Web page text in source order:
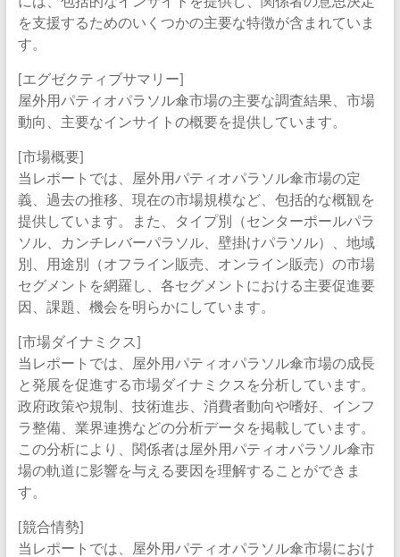
を支援するためのいくつかの主要な特徴が含まれていま
す。
[エグゼクティブサマリー]
屋外用パティオパラソル傘市場の主要な調査結果、市場
動向、主要なインサイトの概要を提供しています。
[市場概要]
当レポートでは、屋外用パティオパラソル傘市場の定
義、過去の推移、現在の市場規模など、包括的な概観を
提供しています。また、タイプ別（センターポールパラ
ソル、カンチレバーパラソル、壁掛けパラソル）、地域
別、用途別（オフライン販売、オンライン販売）の市場
セグメントを網羅し、各セグメントにおける主要促進要
因、課題、機会を明らかにしています。
[市場ダイナミクス]
当レポートでは、屋外用パティオパラソル傘市場の成長
と発展を促進する市場ダイナミクスを分析しています。
政府政策や規制、技術進歩、消費者動向や嗜好、インフ
ラ整備、業界連携などの分析データを掲載しています。
この分析により、関係者は屋外用パティオパラソル傘市
場の軌道に影響を与える要因を理解することができま
す。
[競合情勢]
当レポートでは、屋外用パティオパラソル傘市場におけ